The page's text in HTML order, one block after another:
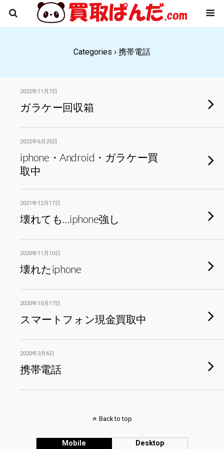
Categories › 携帯電話
2022年11月7日
ガラケー回収箱
2022年6月25日
iphone・Android・ガラケー買
取中
2021年12月17日
壊れても…iphone強し
2020年11月10日
壊れたiphone
2020年10月17日
スマートフォン現金買取中
2020年3月6日
携帯電話
Back to top
Mobile Desktop